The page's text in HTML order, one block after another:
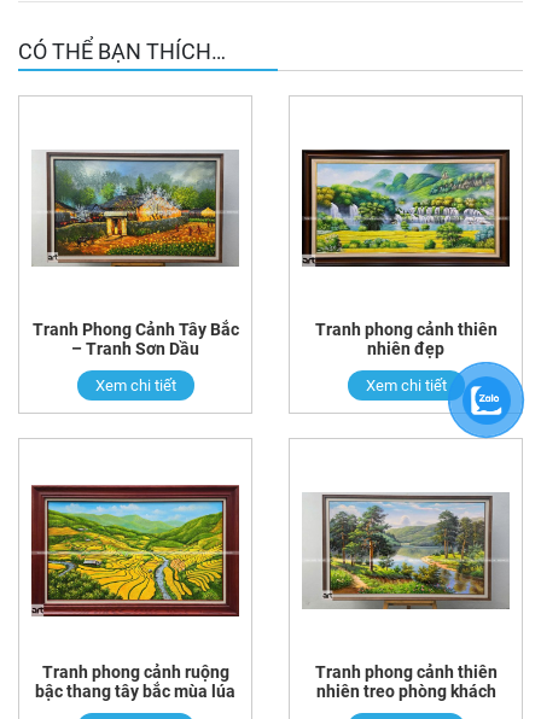
CÓ THỂ BẠN THÍCH…
Tranh Phong Cảnh Tây Bắc
– Tranh Sơn Dầu
Xem chi tiết
Tranh phong cảnh thiên
nhiên đẹp
Xem chi tiết
Tranh phong cảnh ruộng
bậc thang tây bắc mùa lúa
chín
Tranh phong cảnh thiên
nhiên treo phòng khách